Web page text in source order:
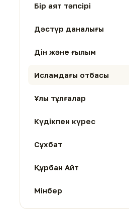
Бір аят тәпсірі
Дәстүр даналығы
Дін және ғылым
Исламдағы отбасы
Ұлы тұлғалар
Күдікпен күрес
Сұхбат
Құрбан Айт
Мінбер